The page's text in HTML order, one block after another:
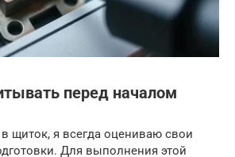
перед началом
щиток, я всегда оцениваю свои
Для выполнения этой